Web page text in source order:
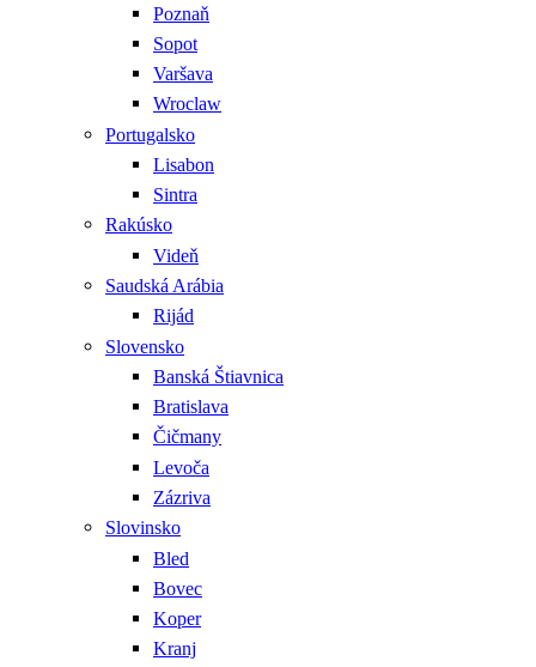
Poznaň
Sopot
Varšava
Wroclaw
Portugalsko
Lisabon
Sintra
Rakúsko
Videň
Saudská Arábia
Rijád
Slovensko
Banská Štiavnica
Bratislava
Čičmany
Levoča
Zázriva
Slovinsko
Bled
Bovec
Koper
Kranj